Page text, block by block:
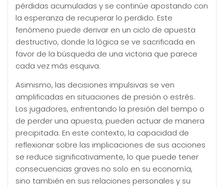
pérdidas acumuladas y se continúe apostando con
la esperanza de recuperar lo perdido. Este
fenómeno puede derivar en un ciclo de apuesta
destructivo, donde la lógica se ve sacrificada en
favor de la búsqueda de una victoria que parece
cada vez más esquiva.
Asimismo, las decisiones impulsivas se ven
amplificadas en situaciones de presión o estrés.
Los jugadores, enfrentando la presión del tiempo o
de perder una apuesta, pueden actuar de manera
precipitada. En este contexto, la capacidad de
reflexionar sobre las implicaciones de sus acciones
se reduce significativamente, lo que puede tener
consecuencias graves no solo en su economía,
sino también en sus relaciones personales y su